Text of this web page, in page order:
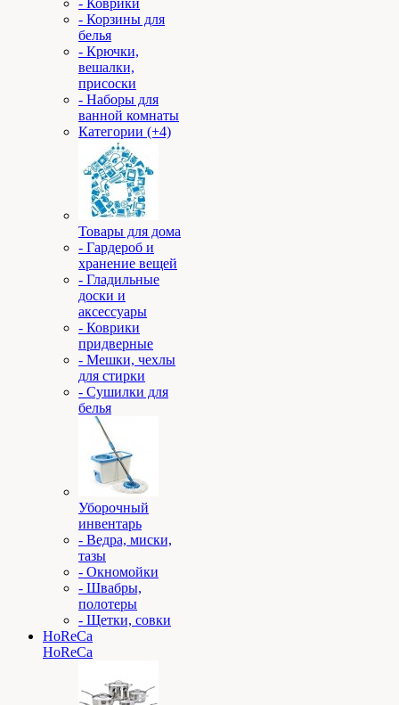
- Коврики
- Корзины для
белья
- Крючки,
вешалки,
присоски
- Наборы для
ванной комнаты
Категории (+4)
Товары для дома
- Гардероб и
хранение вещей
- Гладильные
доски и
аксессуары
- Коврики
придверные
- Мешки, чехлы
для стирки
- Сушилки для
белья
Уборочный
инвентарь
- Ведра, миски,
тазы
- Окномойки
- Швабры,
полотеры
- Щетки, совки
HoReCa
HoReCa